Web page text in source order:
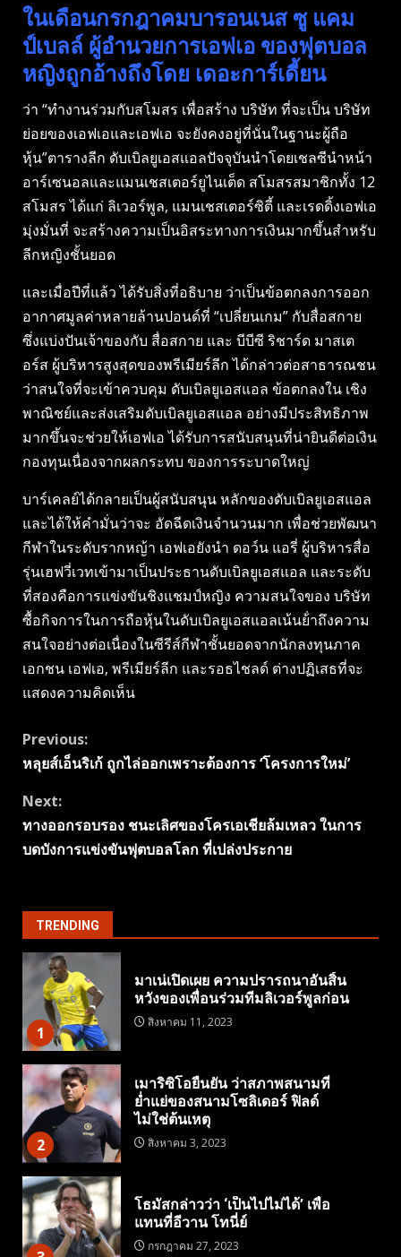
ในเดือนกรกฎาคมบารอนเนส ซู แคม
ป์เบลล์ ผู้อํานวยการเอฟเอ ของฟุตบอล
หญิงถูกอ้างถึงโดย เดอะการ์เดี้ยน
ว่า “ทํางานร่วมกับสโมสร เพื่อสร้าง บริษัท ที่จะเป็น บริษัท
ย่อยของเอฟเอและเอฟเอ จะยังคงอยู่ที่นั่นในฐานะผู้ถือ
หุ้น”ตารางลีก ดับเบิลยูเอสแอลปัจจุบันนําโดยเชลซีนําหน้า
อาร์เซนอลและแมนเชสเตอร์ยูไนเต็ด สโมสรสมาชิกทั้ง 12
สโมสร ได้แก่ ลิเวอร์พูล, แมนเชสเตอร์ซิตี้ และเรดดิ้งเอฟเอ
มุ่งมั่นที่ จะสร้างความเป็นอิสระทางการเงินมากขึ้นสําหรับ
ลีกหญิงชั้นยอด
และเมื่อปีที่แล้ว ได้รับสิ่งที่อธิบาย ว่าเป็นข้อตกลงการออก
อากาศมูลค่าหลายล้านปอนด์ที่ “เปลี่ยนเกม” กับสื่อสกาย
ซึ่งแบ่งปันเจ้าของกับ สื่อสกาย และ บีบีซี ริชาร์ด มาสเต
อร์ส ผู้บริหารสูงสุดของพรีเมียร์ลีก ได้กล่าวต่อสาธารณชน
ว่าสนใจที่จะเข้าควบคุม ดับเบิลยูเอสแอล ข้อตกลงใน เชิง
พาณิชย์และส่งเสริมดับเบิลยูเอสแอล อย่างมีประสิทธิภาพ
มากขึ้นจะช่วยให้เอฟเอ ได้รับการสนับสนุนที่น่ายินดีต่อเงิน
กองทุนเนื่องจากผลกระทบ ของการระบาดใหญ่
บาร์เคลย์ได้กลายเป็นผู้สนับสนุน หลักของดับเบิลยูเอสแอล
และได้ให้คํามั่นว่าจะ อัดฉีดเงินจํานวนมาก เพื่อช่วยพัฒนา
กีฬาในระดับรากหญ้า เอฟเอยังนํา ดอว์น แอรี่ ผู้บริหารสื่อ
รุ่นเฮฟวี่เวทเข้ามาเป็นประธานดับเบิลยูเอสแอล และระดับ
ที่สองคือการแข่งขันชิงแชมป์หญิง ความสนใจของ บริษัท
ซื้อกิจการในการถือหุ้นในดับเบิลยูเอสแอลเน้นย้ําถึงความ
สนใจอย่างต่อเนื่องในซีรีส์กีฬาชั้นยอดจากนักลงทุนภาค
เอกชน เอฟเอ, พรีเมียร์ลีก และรอธไชลด์ ต่างปฏิเสธที่จะ
แสดงความคิดเห็น
Continue
Reading
Previous:
หลุยส์เอ็นริเก้ ถูกไล่ออกเพราะต้องการ ‘โครงการใหม่’
Next:
ทางออกรอบรอง ชนะเลิศของโครเอเชียล้มเหลว ในการ
บดบังการแข่งขันฟุตบอลโลก ที่เปล่งประกาย
TRENDING
1
มาเน่เปิดเผย ความปรารถนาอันสิ้น
หวังของเพื่อนร่วมทีมลิเวอร์พูลก่อน
สิงหาคม 11, 2023
2
เมาริซิโอยืนยัน ว่าสภาพสนามที่
ย่ำแย่ของสนามโซลิเดอร์ ฟิลด์
ไม่ใช่ต้นเหตุ
สิงหาคม 3, 2023
โธมัสกล่าวว่า ‘เป็นไปไม่ได้’ เพื่อ
แทนที่อีวาน โทนี่ย์
กรกฎาคม 27, 2023